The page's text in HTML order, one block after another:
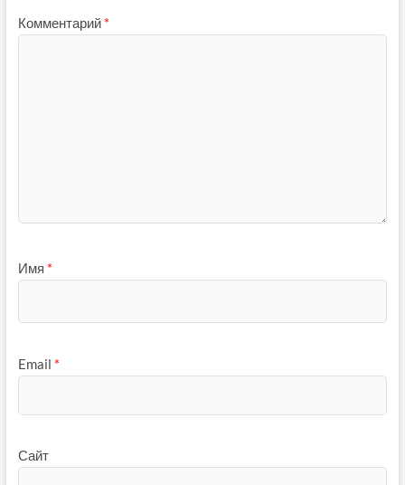
Комментарий *
Имя *
Email *
Сайт